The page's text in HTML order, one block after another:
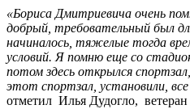
«Бориса Дмитриевича очень
добрый, требовательный был
начиналось, тяжелые тогда
условий. Я помню еще со
потом здесь открылся
этот спортзал, установили, все
отметил Илья Дудогло,